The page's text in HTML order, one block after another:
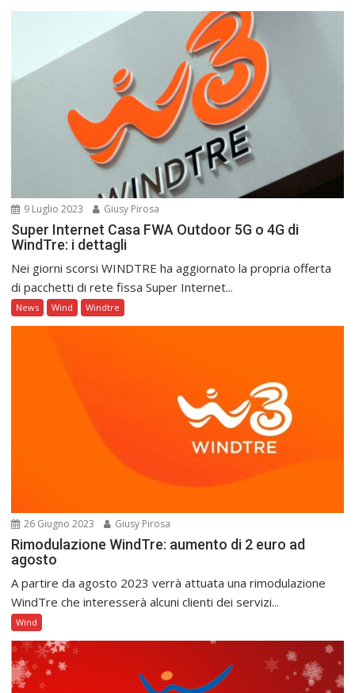
9 Luglio 2023 Giusy Pirosa
Super Internet Casa FWA Outdoor 5G o 4G di
WindTre: i dettagli
Nei giorni scorsi WINDTRE ha aggiornato la propria offerta
di pacchetti di rete fissa Super Internet...
News Wind Windtre
26 Giugno 2023 Giusy Pirosa
Rimodulazione WindTre: aumento di 2 euro ad
agosto
A partire da agosto 2023 verrà attuata una rimodulazione
WindTre che interesserà alcuni clienti dei servizi...
Wind